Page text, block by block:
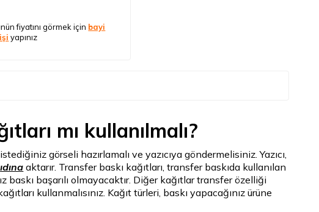
fiyatını görmek için bayi
yapınız
mı kullanılmalı?
görseli hazırlamalı ve yazıcıya göndermelisiniz. Yazıcı,
aktarır. Transfer baskı kağıtları, transfer baskıda kullanılan
baskı başarılı olmayacaktır. Diğer kağıtlar transfer özelliği
kullanmalısınız. Kağıt türleri, baskı yapacağınız ürüne